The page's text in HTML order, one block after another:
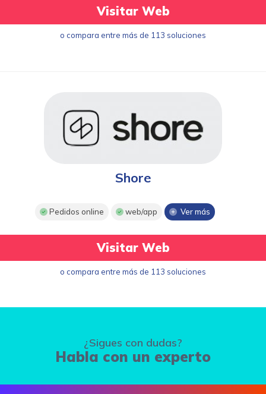
Visitar Web
o compara entre más de 113 soluciones
Shore
Pedidos online web/app Ver más
Visitar Web
o compara entre más de 113 soluciones
¿Sigues con dudas?
Habla con un experto